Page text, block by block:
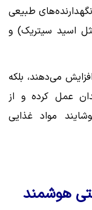
طبیعی
اسید سیتریک) و
می‌دهند، بلکه
عمل کرده و از
مواد غذایی
هوشمند